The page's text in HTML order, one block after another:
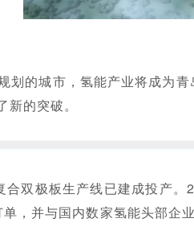
划的城市，氢能产业将成为
的突破。
双极板生产线已建成投产
，并与国内数家氢能头部